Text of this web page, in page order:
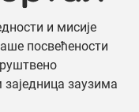
и мисије
посвећености
заједница заузима